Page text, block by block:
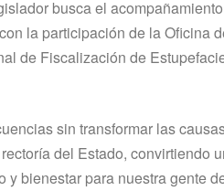
busca el
la participación de la Oficina
de Fiscalización de
sin transformar las
del Estado, convirtiendo
bienestar para nuestra gente